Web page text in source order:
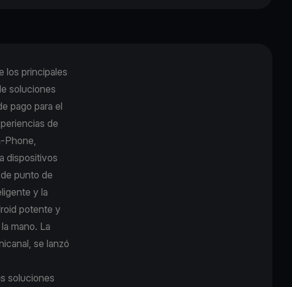
los principales
soluciones
pago para el
de
dispositivos
punto de
y la
potente y
mano. La
se lanzó
soluciones